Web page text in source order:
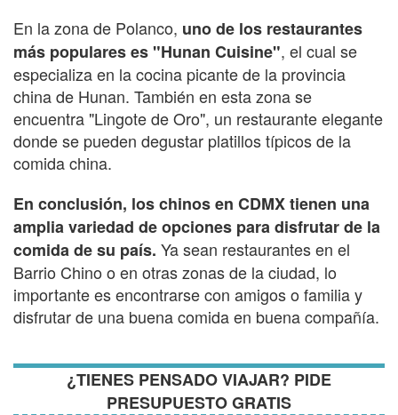
En la zona de Polanco, uno de los restaurantes
más populares es "Hunan Cuisine", el cual se
especializa en la cocina picante de la provincia
china de Hunan. También en esta zona se
encuentra "Lingote de Oro", un restaurante elegante
donde se pueden degustar platillos típicos de la
comida china.
En conclusión, los chinos en CDMX tienen una
amplia variedad de opciones para disfrutar de la
comida de su país. Ya sean restaurantes en el
Barrio Chino o en otras zonas de la ciudad, lo
importante es encontrarse con amigos o familia y
disfrutar de una buena comida en buena compañía.
¿TIENES PENSADO VIAJAR? PIDE
PRESUPUESTO GRATIS